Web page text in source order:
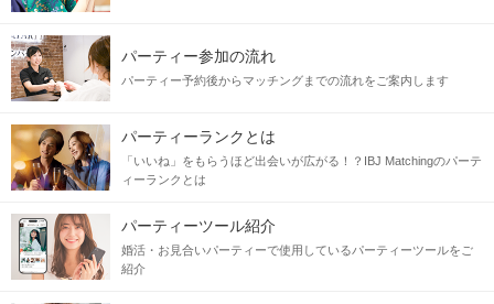
共通の価値観を持った人が集まるので、
《ワインの飲み方・マナー》など
先生から丁寧なレクチャー付き！
******************************
婚活よりもラフに出会える「社会人交流」企画！
パーティー参加の流れ
パーティー予約後からマッチングまでの流れをご案内します
パーティーランクとは
「いいね」をもらうほど出会いが広がる！？IBJ Matchingのパーテ
ィーランクとは
パーティーツール紹介
婚活・お見合いパーティーで使用しているパーティーツールをご
紹介